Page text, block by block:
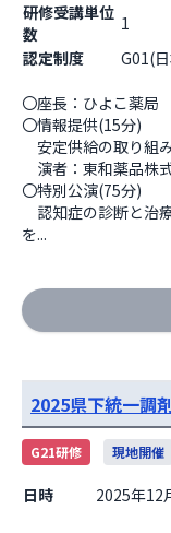
研修受講単位
数
1
認定制度
G01(
〇座長：ひよこ薬局
〇情報提供(15分)
安定供給の取り組
演者：東和薬品株
〇特別公演(75分)
認知症の診断と治
を...
2025県下統一調
G21研修 現地開催
日時 2025年12